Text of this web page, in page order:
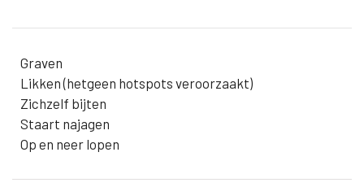
Graven
Likken (hetgeen hotspots veroorzaakt)
Zichzelf bijten
Staart najagen
Op en neer lopen